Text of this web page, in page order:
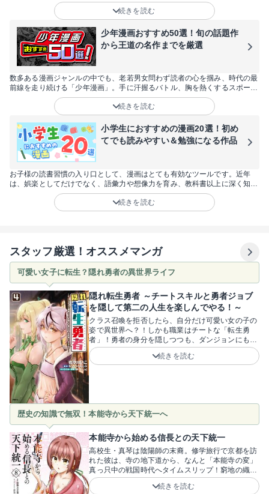
ル、サッカー、野球などの人気の王道スポーツ漫画だけでなく、フィギアス
ケートやダンス、自転車、陸上といったマイナーなスポーツ漫画まで60作品
を厳選してお届けします！スポーツ漫画が好きな方はもちろん、「試しに読
んでみたい」と思っている方や女性にも楽しめる作品が目白押しです。
続きを読む
少年漫画おすすめ50選！旬の話題作
から王道の名作までを厳選
数多ある漫画ジャンルの中でも、老若男女問わず読者の心を掴み、時代の最
前線を走り続ける「少年漫画」。手に汗握るバトル、胸を熱くするスポー
ツ、そしてSNSで爆発的な話題を呼ぶ最新作まで、その魅力は尽きることが
ありません。今回は、2026年にさらなる飛躍が期待される注目作から、世
代を超えて愛され続ける不朽の名作まで、おすすめの50作品を厳選しまし
た。あなたの日常に彩りと刺激をくれる、最高の一冊をここから見つけてく
ださい。
続きを読む
小学生におすすめの漫画20選！初め
てでも読みやすい＆勉強になる作品
お子様の読書習慣の入り口として、漫画はとても有効なツールです。近年
は、娯楽としてだけでなく、語彙力や想像力を育み、教科書以上に深く知識
を学べる作品も増えています。しかし、「何から読ませればいい？」「内容
が難しくないかな？」と悩む親御さんも多いはず。そこで今回は、低学年か
ら楽しめる読みやすい作品や、学習の助けになる名作まで、小学生に今こそ
続きを読む
スタッフ厳選！オススメマンガ
可愛い女子に転生？隠れ勇者の異世界ライフ
隠れ転生勇者 ～チートスキルと勇者ジョブ
を隠して第二の人生を楽しんでやる！～
クラス召喚を拒否したら、自分だけ可愛い女の子の
姿で異世界へ？！しかも職業はチートな「転生勇
者」！勇者の身分を隠しつつも、ダンジョンにも潜
ってモンスターを退治する、ドタバタな生活をスタ
ートさせます！「勇者ジョブなんて使ってたら絶対
覚に周囲を惹きつけてしまう魅力かもしれません。
凶悪なクラスメイトから離れ、圧倒的な力でダンジ
ョン踏破をこっそりこなしつつ、気ままに異世界を
楽しむ痛快ファンタジーです！原作・なんじゃもん
画・佐々川いこ先生。最強スキルを隠して自由を謳
歌する、可愛い勇者のドタバタな日常から目が離せ
ない！
続きを読む
歴史の知識で無双！本能寺から天下統一へ
本能寺から始める信長との天下統一
高校生・真琴は陰陽師の末裔。修学旅行で京都を訪
れた彼は、寺の地下道から、なんと「本能寺の変」
真っ只中の戦国時代へタイムスリップ！窮地の織田
信長を「妖封じ」の力で救い、歴史を変えてしま
い……？！「もしも本能寺の変で信長が生き延びた
続きを読む